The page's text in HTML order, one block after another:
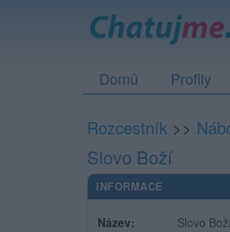
Domů Profily
Rozcestník >>
Slovo Boží
INFORMACE
Název:
Slovo